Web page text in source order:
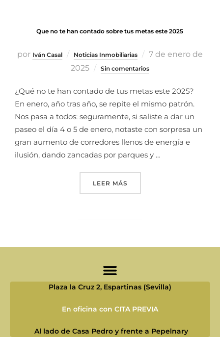
Que no te han contado sobre tus metas este 2025
por Iván Casal Noticias Inmobiliarias
7 de enero de
2025
Sin comentarios
¿Qué no te han contado de tus metas este 2025?
En enero, año tras año, se repite el mismo patrón.
Nos pasa a todos: seguramente, si saliste a dar un
paseo el día 4 o 5 de enero, notaste con sorpresa un
gran aumento de corredores llenos de energía e
ilusión, dando zancadas por parques y …
LEER MÁS
Plaza la Cruz 2, Espartinas (Sevilla)
En oficina con CITA PREVIA
Al lado de Casa Pedro y frente a Pepelnary